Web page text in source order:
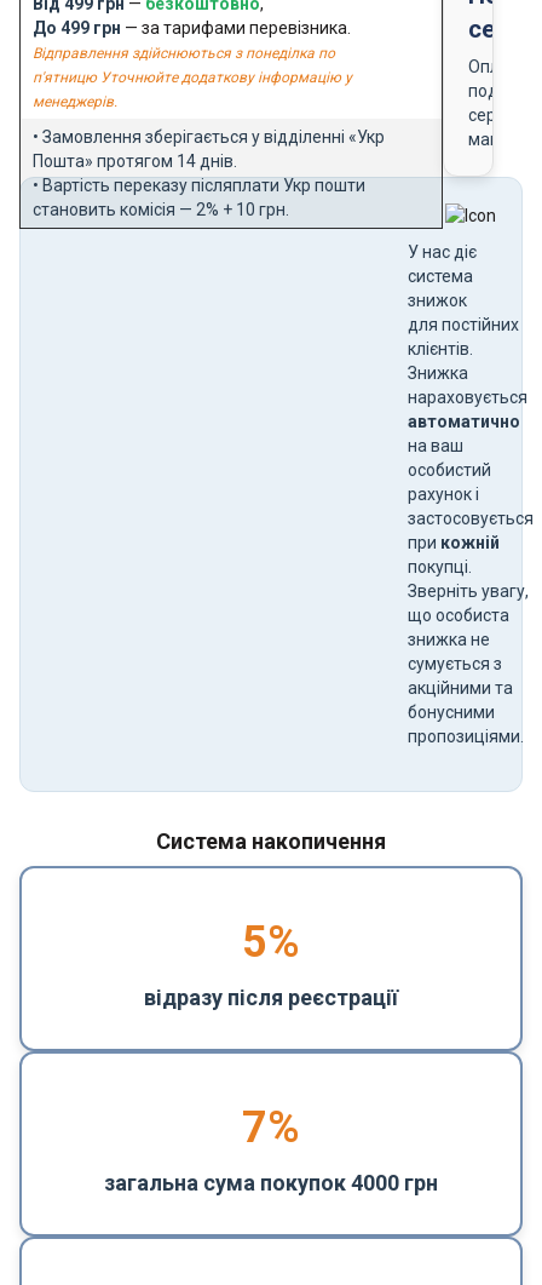
До 499 грн — за тарифами перевізника.
Відправлення здійснюються з понеділка по
п'ятницю Уточнюйте додаткову інформацію у
менеджерів.
• Замовлення зберігається у відділенні «Укр
Пошта» протягом 14 днів.
• Вартість переказу післяплати Укр пошти
становить комісія — 2% + 10 грн.
Оплата
магазину
У нас діє
система
знижок
для постійних
клієнтів.
Знижка
нараховується
автоматично
на ваш
особистий
рахунок і
застосовується
при кожній
покупці.
Зверніть увагу,
що особиста
знижка не
сумується з
акційними та
бонусними
пропозиціями.
Система накопичення
5%
відразу після реєстрації
7%
загальна сума покупок 4000 грн